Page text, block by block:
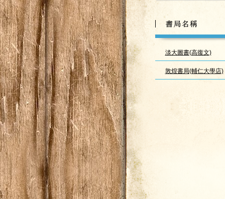
淡大圖書(高復文)
敦煌書局(輔仁大學店)